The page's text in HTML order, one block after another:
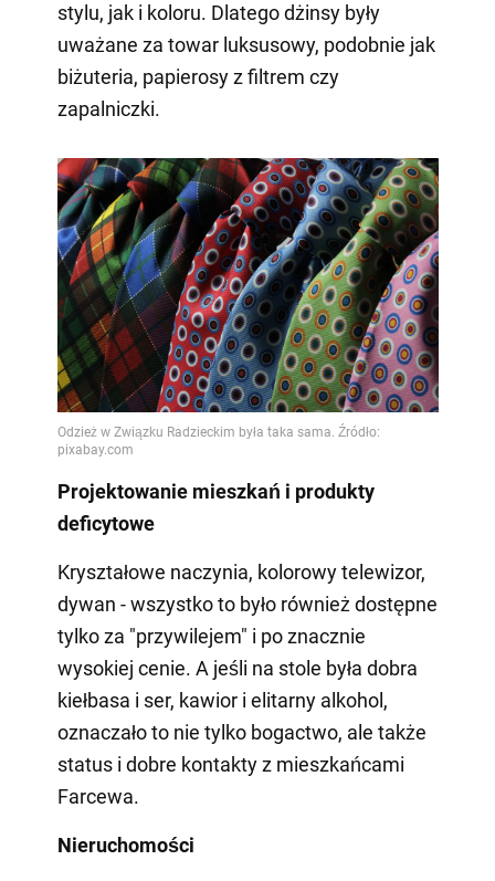
stylu, jak i koloru. Dlatego dżinsy były
uważane za towar luksusowy, podobnie jak
biżuteria, papierosy z filtrem czy
zapalniczki.
Projektowanie mieszkań i produkty
deficytowe
Kryształowe naczynia, kolorowy telewizor,
dywan - wszystko to było również dostępne
tylko za "przywilejem" i po znacznie
wysokiej cenie. A jeśli na stole była dobra
kiełbasa i ser, kawior i elitarny alkohol,
oznaczało to nie tylko bogactwo, ale także
status i dobre kontakty z mieszkańcami
Farcewa.
Nieruchomości